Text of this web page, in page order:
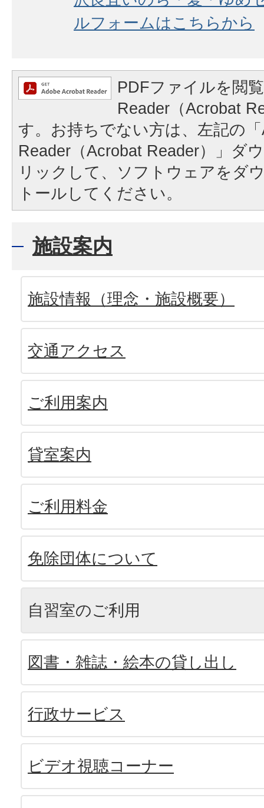
ルフォームはこちらから
PDFファイルを閲
Reader（Acrobat
す。お持ちでない方は、左記の
Reader（Acrobat Reader）」ダ
リックして、ソフトウェアをダ
トールしてください。
施設案内
施設情報（理念・施設概要）
交通アクセス
ご利用案内
貸室案内
ご利用料金
免除団体について
自習室のご利用
図書・雑誌・絵本の貸し出し
行政サービス
ビデオ視聴コーナー